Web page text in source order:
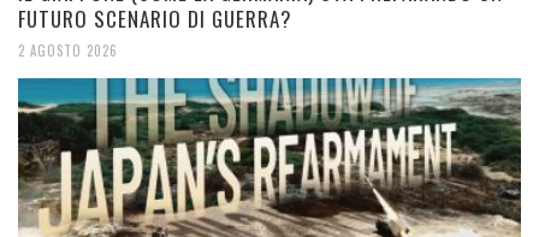
FUTURO SCENARIO DI GUERRA?
2 AGOSTO 2026